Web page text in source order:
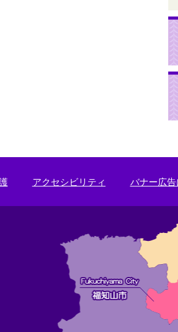
アクセシビリティ バナー広告